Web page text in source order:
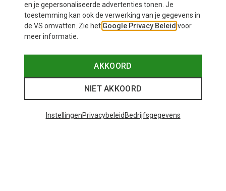
en je gepersonaliseerde advertenties tonen. Je
toestemming kan ook de verwerking van je gegevens in
de VS omvatten. Zie het Google Privacy Beleid voor
meer informatie.
AKKOORD
NIET AKKOORD
InstellingenPrivacybeleid Bedrijfsgegevens